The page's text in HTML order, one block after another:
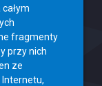
fragmenty
przy nich
ze
Internetu,